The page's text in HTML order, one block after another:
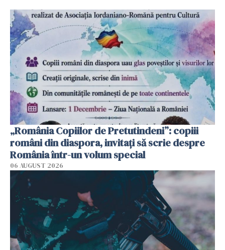
„România Copiilor de Pretutindeni”: copiii
români din diaspora, invitați să scrie despre
România într-un volum special
06 AUGUST 2026